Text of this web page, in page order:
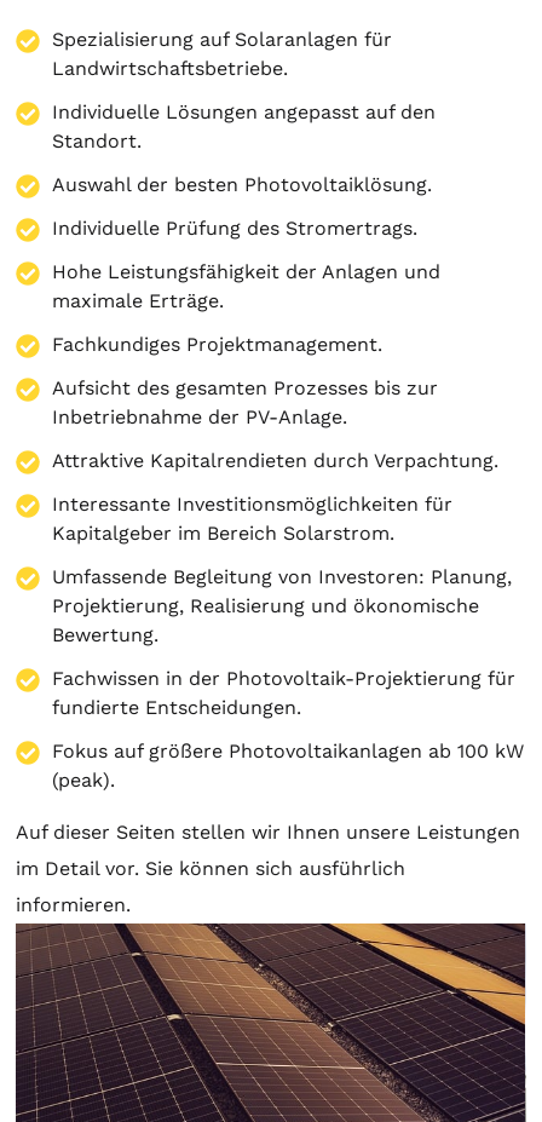
Spezialisierung auf Solaranlagen für
Landwirtschaftsbetriebe.
Individuelle Lösungen angepasst auf den
Standort.
Auswahl der besten Photovoltaiklösung.
Individuelle Prüfung des Stromertrags.
Hohe Leistungsfähigkeit der Anlagen und
maximale Erträge.
Fachkundiges Projektmanagement.
Aufsicht des gesamten Prozesses bis zur
Inbetriebnahme der PV-Anlage.
Attraktive Kapitalrendieten durch Verpachtung.
Interessante Investitionsmöglichkeiten für
Kapitalgeber im Bereich Solarstrom.
Umfassende Begleitung von Investoren: Planung,
Projektierung, Realisierung und ökonomische
Bewertung.
Fachwissen in der Photovoltaik-Projektierung für
fundierte Entscheidungen.
Fokus auf größere Photovoltaikanlagen ab 100 kW
(peak).
Auf dieser Seiten stellen wir Ihnen unsere Leistungen
im Detail vor. Sie können sich ausführlich
informieren.